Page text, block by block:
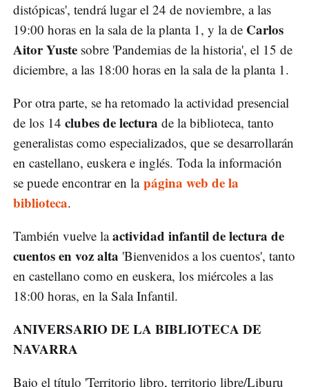
distópicas', tendrá lugar el 24 de noviembre, a las
19:00 horas en la sala de la planta 1, y la de Carlos
Aitor Yuste sobre 'Pandemias de la historia', el 15 de
diciembre, a las 18:00 horas en la sala de la planta 1.
Por otra parte, se ha retomado la actividad presencial
de los 14 clubes de lectura de la biblioteca, tanto
generalistas como especializados, que se desarrollarán
en castellano, euskera e inglés. Toda la información
se puede encontrar en la página web de la
biblioteca.
También vuelve laactividad infantil de lectura de
cuentos en voz alta 'Bienvenidos a los cuentos', tanto
en castellano como en euskera, los miércoles a las
18:00 horas, en la Sala Infantil.
ANIVERSARIO DE LA BIBLIOTECA DE
NAVARRA
Bajo el título 'Territorio libro, territorio libre/Liburu